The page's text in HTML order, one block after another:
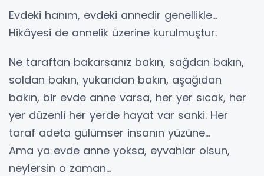
Evdeki hanım, evdeki annedir genellikle…
Hikâyesi de annelik üzerine kurulmuştur.
Ne taraftan bakarsanız bakın, sağdan bakın,
soldan bakın, yukarıdan bakın, aşağıdan
bakın, bir evde anne varsa, her yer sıcak, her
yer düzenli her yerde hayat var sanki. Her
taraf adeta gülümser insanın yüzüne…
Ama ya evde anne yoksa, eyvahlar olsun,
neylersin o zaman…